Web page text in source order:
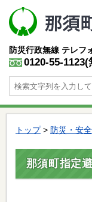
防災行政無線 テレフ
0120-55-1123(
トップ> 防災・安全
那須町指定